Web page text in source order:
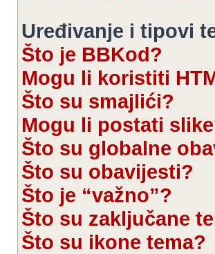
Uređivanje i tipovi
Što je BBKod?
Mogu li koristiti
Što su smajlići?
Mogu li postati
Što su globalne
Što su obavijesti?
Što je “važno”?
Što su zaključane
Što su ikone tema?